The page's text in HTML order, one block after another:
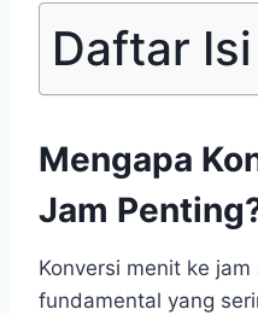
Daftar Isi
Mengapa
Jam
Konversi menit ke
fundamental yang